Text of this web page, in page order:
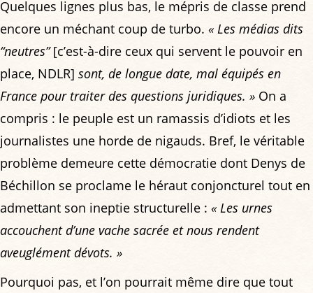
Quelques lignes plus bas, le mépris de classe prend
encore un méchant coup de turbo. « Les médias dits
“neutres”[c’est-à-dire ceux qui servent le pouvoir en
place, NDLR] sont, de longue date, mal équipés en
France pour traiter des questions juridiques. » On a
compris : le peuple est un ramassis d’idiots et les
journalistes une horde de nigauds. Bref, le véritable
problème demeure cette démocratie dont Denys de
Béchillon se proclame le héraut conjoncturel tout en
admettant son ineptie structurelle : « Les urnes
accouchent d’une vache sacrée et nous rendent
aveuglément dévots. »
Pourquoi pas, et l’on pourrait même dire que tout